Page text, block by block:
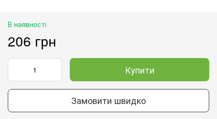
В наявності
206 грн
Купити
Замовити швидко